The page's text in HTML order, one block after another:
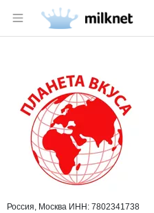
Раздел навигации
Страница
Россия, Москва ИНН: 7802341738